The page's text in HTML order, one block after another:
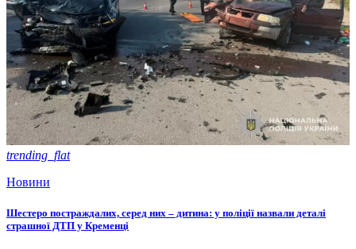
trending_flat
Новини
Шестеро постраждалих, серед них – дитина: у поліції назвали деталі
страшної ДТП у Кременці